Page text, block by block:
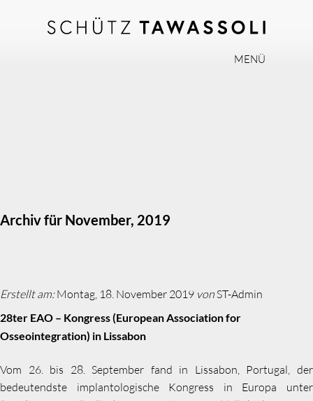
AKTUELLES
MENÜ
Archiv für November, 2019
Erstellt am:Montag, 18. November 2019 vonST-Admin
28ter EAO – Kongress (European Association for
Osseointegration) in Lissabon
Vom 26. bis 28. September fand in Lissabon, Portugal, der
bedeutendste implantologische Kongress in Europa unter